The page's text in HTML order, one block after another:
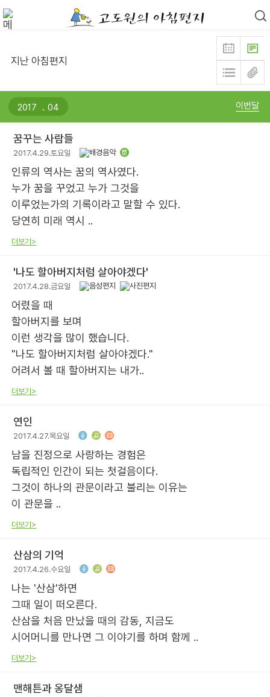
지난 아침편지
. 이번달
꿈꾸는 사람들
2017.4.29.토요일
인류의 역사는 꿈의 역사였다.
누가 꿈을 꾸었고 누가 그것을
이루었는가의 기록이라고 말할 수 있다.
당연히 미래 역시 ..
더보기>
'나도 할아버지처럼 살아야겠다'
2017.4.28.금요일
어렸을 때
할아버지를 보며
이런 생각을 많이 했습니다.
"나도 할아버지처럼 살아야겠다."
어려서 볼 때 할아버지는 내가..
더보기>
연인
2017.4.27.목요일
남을 진정으로 사랑하는 경험은
독립적인 인간이 되는 첫걸음이다.
그것이 하나의 관문이라고 불리는 이유는
이 관문을 ..
더보기>
산삼의 기억
2017.4.26.수요일
나는 '산삼'하면
그때 일이 떠오른다.
산삼을 처음 만났을 때의 감동, 지금도
시어머니를 만나면 그 이야기를 하며 함께 ..
더보기>
맨해튼과 옹달샘